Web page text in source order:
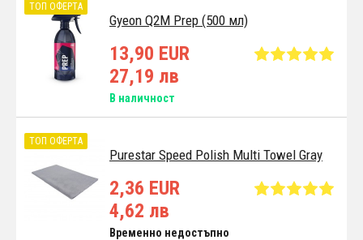
Gyeon Q2M Prep (500 мл)
ТОП ОФЕРТА
13,90 EUR
27,19 лв
В наличност
Purestar Speed Polish Multi Towel Gray
ТОП ОФЕРТА
2,36 EUR
4,62 лв
Временно недостъпно